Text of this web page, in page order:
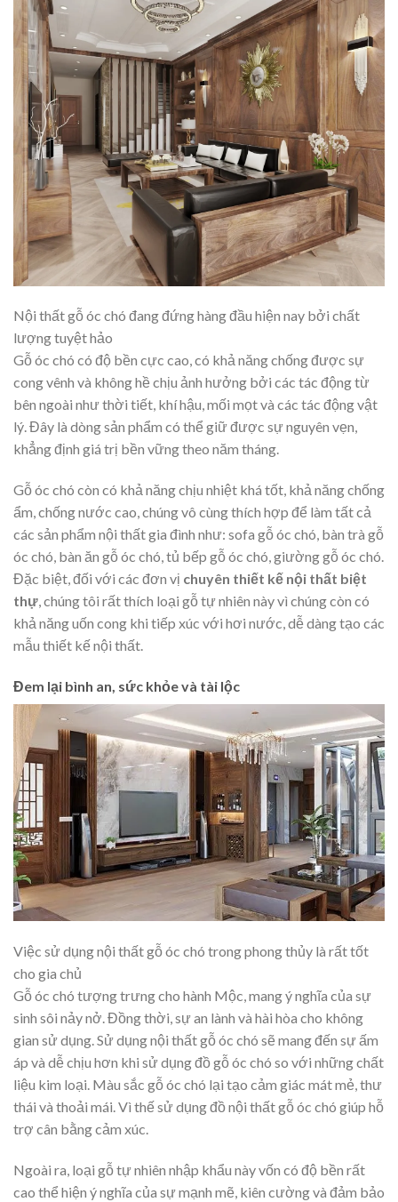
Nội thất gỗ óc chó đang đứng hàng đầu hiện nay bởi chất
lượng tuyệt hảo
Gỗ óc chó có độ bền cực cao, có khả năng chống được sự
cong vênh và không hề chịu ảnh hưởng bởi các tác động từ
bên ngoài như thời tiết, khí hậu, mối mọt và các tác động vật
lý. Đây là dòng sản phẩm có thể giữ được sự nguyên vẹn,
khẳng định giá trị bền vững theo năm tháng.
Gỗ óc chó còn có khả năng chịu nhiệt khá tốt, khả năng chống
ẩm, chống nước cao, chúng vô cùng thích hợp để làm tất cả
các sản phẩm nội thất gia đình như: sofa gỗ óc chó, bàn trà gỗ
óc chó, bàn ăn gỗ óc chó, tủ bếp gỗ óc chó, giường gỗ óc chó.
Đặc biệt, đối với các đơn vị chuyên thiết kế nội thất biệt
thự, chúng tôi rất thích loại gỗ tự nhiên này vì chúng còn có
khả năng uốn cong khi tiếp xúc với hơi nước, dễ dàng tạo các
mẫu thiết kế nội thất.
Đem lại bình an, sức khỏe và tài lộc
Việc sử dụng nội thất gỗ óc chó trong phong thủy là rất tốt
cho gia chủ
Gỗ óc chó tượng trưng cho hành Mộc, mang ý nghĩa của sự
sinh sôi nảy nở. Đồng thời, sự an lành và hài hòa cho không
gian sử dụng. Sử dụng nội thất gỗ óc chó sẽ mang đến sự ấm
áp và dễ chịu hơn khi sử dụng đồ gỗ óc chó so với những chất
liệu kim loại. Màu sắc gỗ óc chó lại tạo cảm giác mát mẻ, thư
thái và thoải mái. Vì thế sử dụng đồ nội thất gỗ óc chó giúp hỗ
trợ cân bằng cảm xúc.
Ngoài ra, loại gỗ tự nhiên nhập khẩu này vốn có độ bền rất
cao thể hiện ý nghĩa của sự mạnh mẽ, kiên cường và đảm bảo